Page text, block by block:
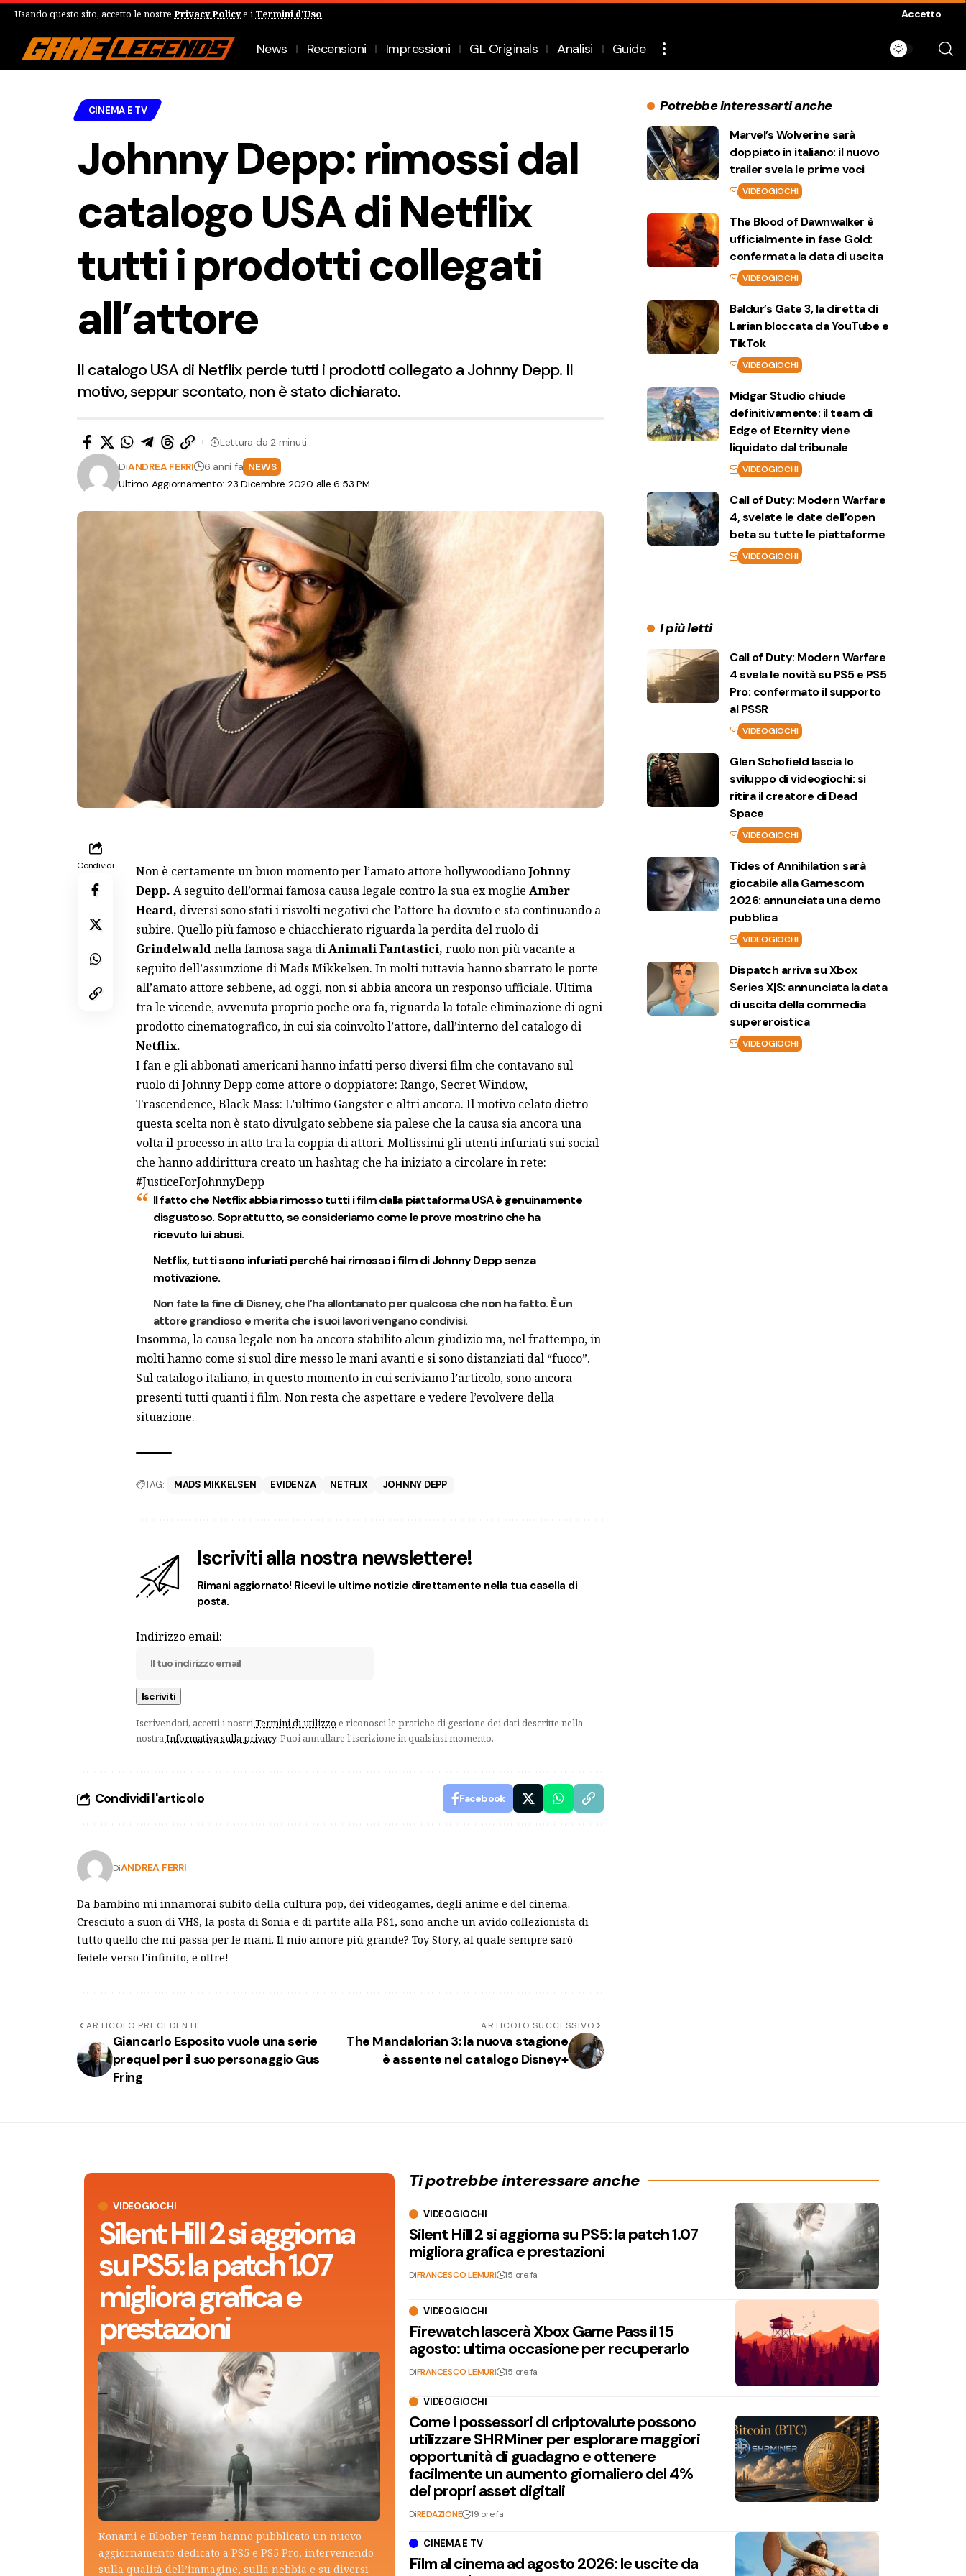
Usando questo sito, accetto le nostre Privacy Policye i Termini d'Uso. Accetto
News Recensioni Impressioni GL Originals Analisi Guide
CINEMA E TV
Johnny Depp: rimossi dal
catalogo USA di Netflix
tutti i prodotti collegati
all’attore
Il catalogo USA di Netflix perde tutti i prodotti collegato a Johnny Depp. Il
motivo, seppur scontato, non è stato dichiarato.
Ultimo Aggiornamento: 23 Dicembre 2020 alle 6:53 PM
DiANDREA FERRI 6 anni fa NEWS
Lettura da 2 minuti
Condividi Non è certamente un buon momento per l’amato attore hollywoodianoJohnny
Depp. A seguito dell’ormai famosa causa legale contro la sua ex moglie Amber
Heard, diversi sono stati i risvolti negativi che l’attore ha dovuto e sta continuando a
subire. Quello più famoso e chiacchierato riguarda la perdita del ruolo di
Grindelwaldnella famosa saga diAnimali Fantastici, ruolo non più vacante a
seguito dell’assunzione diMads Mikkelsen. In molti tuttavia hanno sbarrato le porte
all’amato attore sebbene, ad oggi, non si abbia ancora un responso ufficiale. Ultima
tra le vicende, avvenuta proprio poche ora fa, riguarda la totale eliminazione di ogni
prodotto cinematografico, in cui sia coinvolto l’attore, dall’interno del catalogo di
Netflix.
I fan e gli abbonati americani hanno infatti perso diversi film che contavano sul
ruolo di Johnny Depp come attore o doppiatore: Rango, Secret Window,
Trascendence, Black Mass: L’ultimo Gangster e altri ancora. Il motivo celato dietro
questa scelta non è stato divulgato sebbene sia palese che la causa sia ancora una
volta il processo in atto tra la coppia di attori. Moltissimi gli utenti infuriati sui social
che hanno addirittura creato un hashtag che ha iniziato a circolare in rete:
#JusticeForJohnnyDepp
Il fatto che Netflix abbia rimosso tutti i film dalla piattaforma USA è genuinamente
disgustoso. Soprattutto, se consideriamo come le prove mostrino che ha
ricevuto lui abusi.
Netflix, tutti sono infuriati perché hai rimosso i film di Johnny Depp senza
motivazione.
Non fate la fine di Disney, che l’ha allontanato per qualcosa che non ha fatto. È un
attore grandioso e merita che i suoi lavori vengano condivisi.
Insomma, la causa legale non ha ancora stabilito alcun giudizio ma, nel frattempo, in
molti hanno come si suol dire messo le mani avanti e si sono distanziati dal “fuoco”.
Sul catalogo italiano, in questo momento in cui scriviamo l’articolo, sono ancora
presenti tutti quanti i film. Non resta che aspettare e vedere l’evolvere della
situazione.
TAG: MADS MIKKELSEN EVIDENZA NETFLIX JOHNNY DEPP
Iscriviti alla nostra newslettere!
Rimani aggiornato! Ricevi le ultime notizie direttamente nella tua casella di
posta.
Indirizzo email:
Iscrivendoti, accetti i nostriTermini di utilizzo e riconosci le pratiche di gestione dei dati descritte nella
nostraInformativa sulla privacy. Puoi annullare l'iscrizione in qualsiasi momento.
Condividi l'articolo Facebook
DiANDREA FERRI
Da bambino mi innamorai subito della cultura pop, dei videogames, degli anime e del cinema.
Cresciuto a suon di VHS, la posta di Sonia e di partite alla PS1, sono anche un avido collezionista di
tutto quello che mi passa per le mani. Il mio amore più grande? Toy Story, al quale sempre sarò
fedele verso l'infinito, e oltre!
ARTICOLO PRECEDENTE
Giancarlo Esposito vuole una serie
prequel per il suo personaggio Gus
Fring
ARTICOLO SUCCESSIVO
The Mandalorian 3: la nuova stagione
è assente nel catalogo Disney+
Potrebbe interessarti anche
Marvel’s Wolverine sarà
doppiato in italiano: il nuovo
trailer svela le prime voci
VIDEOGIOCHI
The Blood of Dawnwalker è
ufficialmente in fase Gold:
confermata la data di uscita
VIDEOGIOCHI
Baldur’s Gate 3, la diretta di
Larian bloccata da YouTube e
TikTok
VIDEOGIOCHI
Midgar Studio chiude
definitivamente: il team di
Edge of Eternity viene
liquidato dal tribunale
VIDEOGIOCHI
Call of Duty: Modern Warfare
4, svelate le date dell’open
beta su tutte le piattaforme
VIDEOGIOCHI
I più letti
Call of Duty: Modern Warfare
4 svela le novità su PS5 e PS5
Pro: confermato il supporto
al PSSR
VIDEOGIOCHI
Glen Schofield lascia lo
sviluppo di videogiochi: si
ritira il creatore di Dead
Space
VIDEOGIOCHI
Tides of Annihilation sarà
giocabile alla Gamescom
2026: annunciata una demo
pubblica
VIDEOGIOCHI
Dispatch arriva su Xbox
Series X|S: annunciata la data
di uscita della commedia
supereroistica
VIDEOGIOCHI
VIDEOGIOCHI
Silent Hill 2 si aggiorna
su PS5: la patch 1.07
migliora grafica e
prestazioni
Konami e Bloober Team hanno pubblicato un nuovo
aggiornamento dedicato a PS5 e PS5 Pro, intervenendo
sulla qualità dell’immagine, sulla nebbia e su diversi
Ti potrebbe interessare anche
VIDEOGIOCHI
Silent Hill 2 si aggiorna su PS5: la patch 1.07
migliora grafica e prestazioni
DiFRANCESCO LEMURI 15 ore fa
VIDEOGIOCHI
Firewatch lascerà Xbox Game Pass il 15
agosto: ultima occasione per recuperarlo
DiFRANCESCO LEMURI 15 ore fa
VIDEOGIOCHI
Come i possessori di criptovalute possono
utilizzare SHRMiner per esplorare maggiori
opportunità di guadagno e ottenere
facilmente un aumento giornaliero del 4%
dei propri asset digitali
DiREDAZIONE 19 ore fa
CINEMA E TV
Film al cinema ad agosto 2026: le uscite da